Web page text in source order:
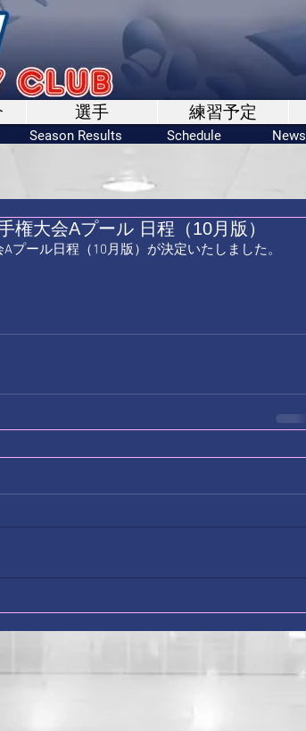
選手 練習予定
Season Results Schedule News
権大会Aプール 日程（10月版）
プール日程（10月版）が決定いたしました。